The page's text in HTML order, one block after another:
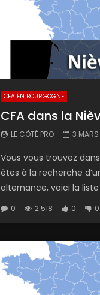
CFA EN BOURGOGNE
CFA dans la
LE CÔTÉ PRO 3
Vous vous trouvez
êtes à la recherche
alternance, voici la liste
0 2 518 0 0